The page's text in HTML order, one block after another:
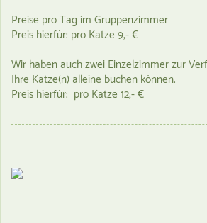
Preise pro Tag im Gruppenzimmer
Preis hierfür: pro Katze 9,- €
Wir haben auch zwei Einzelzimmer zur
Ihre Katze(n) alleine buchen können.
Preis hierfür: pro Katze 12,- €